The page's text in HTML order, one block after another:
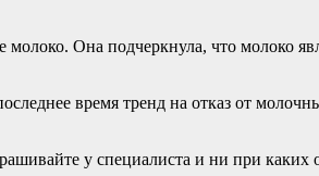
Она подчеркнула, что молоко
время тренд на отказ от
у специалиста и ни при каких